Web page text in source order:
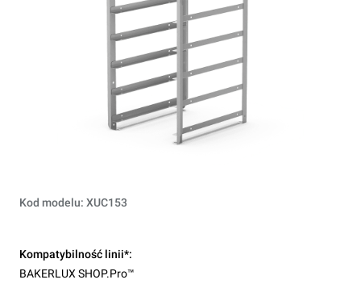
Kod modelu: XUC153
Kompatybilność linii*:
BAKERLUX SHOP.Pro™